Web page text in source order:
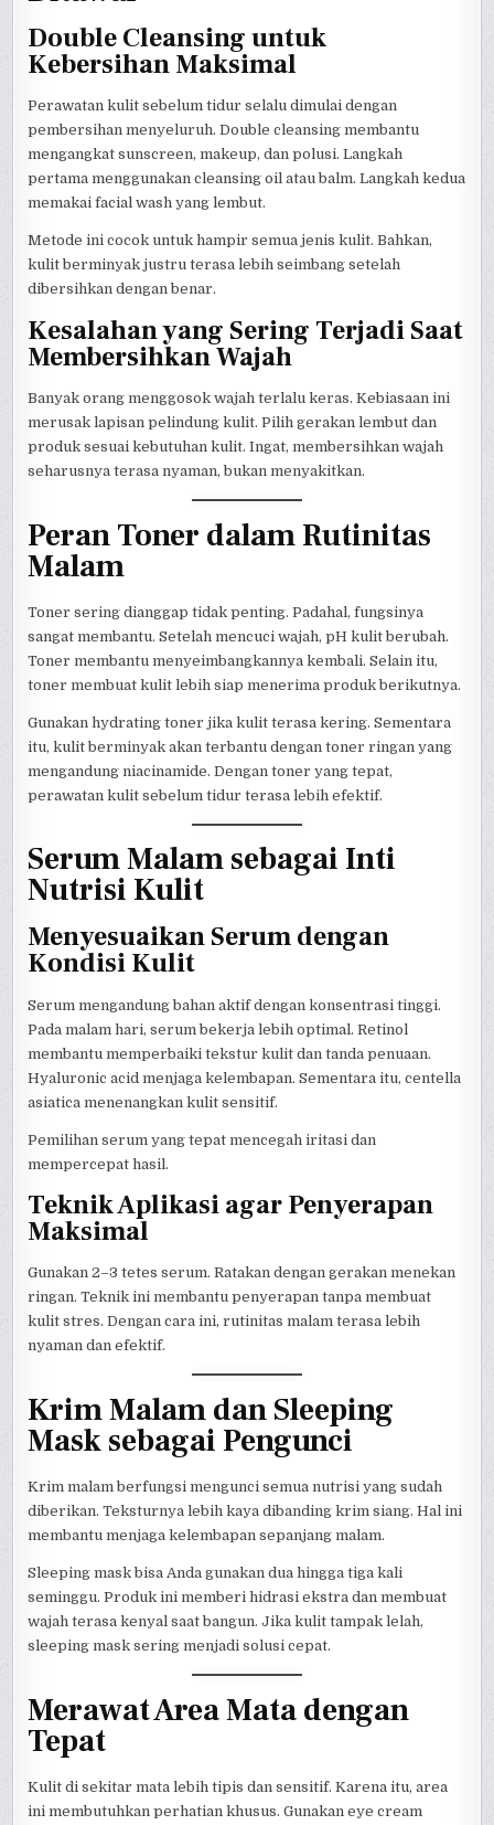
Double Cleansing untuk
Kebersihan Maksimal
Perawatan kulit sebelum tidur selalu dimulai dengan
pembersihan menyeluruh. Double cleansing membantu
mengangkat sunscreen, makeup, dan polusi. Langkah
pertama menggunakan cleansing oil atau balm. Langkah kedua
memakai facial wash yang lembut.
Metode ini cocok untuk hampir semua jenis kulit. Bahkan,
kulit berminyak justru terasa lebih seimbang setelah
dibersihkan dengan benar.
Kesalahan yang Sering Terjadi Saat
Membersihkan Wajah
Banyak orang menggosok wajah terlalu keras. Kebiasaan ini
merusak lapisan pelindung kulit. Pilih gerakan lembut dan
produk sesuai kebutuhan kulit. Ingat, membersihkan wajah
seharusnya terasa nyaman, bukan menyakitkan.
Peran Toner dalam Rutinitas
Malam
Toner sering dianggap tidak penting. Padahal, fungsinya
sangat membantu. Setelah mencuci wajah, pH kulit berubah.
Toner membantu menyeimbangkannya kembali. Selain itu,
toner membuat kulit lebih siap menerima produk berikutnya.
Gunakan hydrating toner jika kulit terasa kering. Sementara
itu, kulit berminyak akan terbantu dengan toner ringan yang
mengandung niacinamide. Dengan toner yang tepat,
perawatan kulit sebelum tidur terasa lebih efektif.
Serum Malam sebagai Inti
Nutrisi Kulit
Menyesuaikan Serum dengan
Kondisi Kulit
Serum mengandung bahan aktif dengan konsentrasi tinggi.
Pada malam hari, serum bekerja lebih optimal. Retinol
membantu memperbaiki tekstur kulit dan tanda penuaan.
Hyaluronic acid menjaga kelembapan. Sementara itu, centella
asiatica menenangkan kulit sensitif.
Pemilihan serum yang tepat mencegah iritasi dan
mempercepat hasil.
Teknik Aplikasi agar Penyerapan
Maksimal
Gunakan 2–3 tetes serum. Ratakan dengan gerakan menekan
ringan. Teknik ini membantu penyerapan tanpa membuat
kulit stres. Dengan cara ini, rutinitas malam terasa lebih
nyaman dan efektif.
Krim Malam dan Sleeping
Mask sebagai Pengunci
Krim malam berfungsi mengunci semua nutrisi yang sudah
diberikan. Teksturnya lebih kaya dibanding krim siang. Hal ini
membantu menjaga kelembapan sepanjang malam.
Sleeping mask bisa Anda gunakan dua hingga tiga kali
seminggu. Produk ini memberi hidrasi ekstra dan membuat
wajah terasa kenyal saat bangun. Jika kulit tampak lelah,
sleeping mask sering menjadi solusi cepat.
Merawat Area Mata dengan
Tepat
Kulit di sekitar mata lebih tipis dan sensitif. Karena itu, area
ini membutuhkan perhatian khusus. Gunakan eye cream